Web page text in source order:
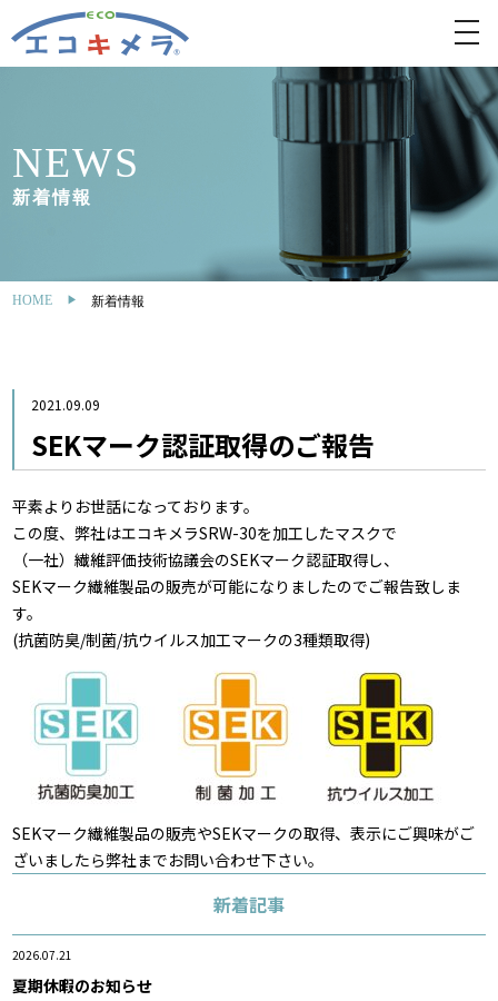
NEWS
新着情報
HOME 新着情報
2021.09.09
SEKマーク認証取得のご報告
平素よりお世話になっております。
この度、弊社はエコキメラSRW-30を加工したマスクで
（一社）繊維評価技術協議会のSEKマーク認証取得し、
SEKマーク繊維製品の販売が可能になりましたのでご報告致しま
す。
(抗菌防臭/制菌/抗ウイルス加工マークの3種類取得)
SEKマーク繊維製品の販売やSEKマークの取得、表示にご興味がご
ざいましたら弊社までお問い合わせ下さい。
新着記事
2026.07.21
夏期休暇のお知らせ